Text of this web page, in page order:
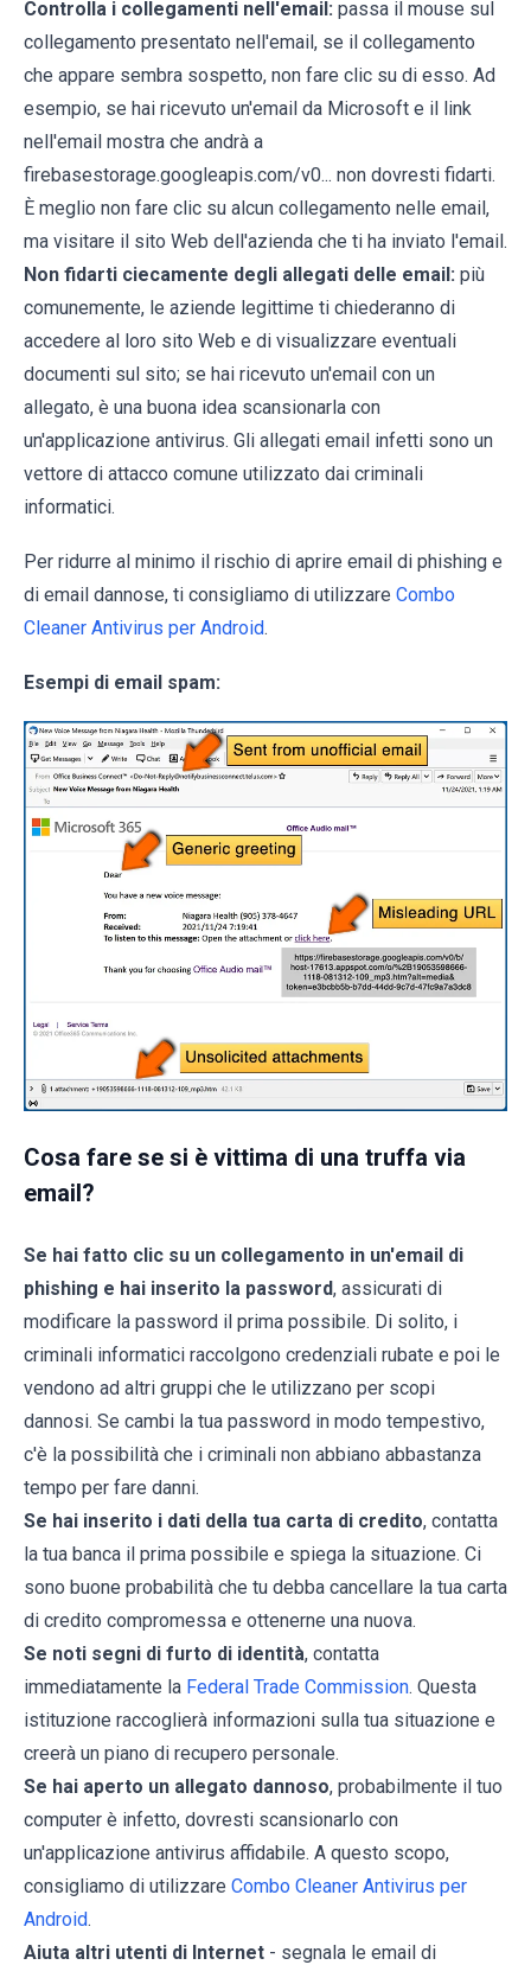
Controlla i collegamenti nell'email: passa il mouse sul
collegamento presentato nell'email, se il collegamento
che appare sembra sospetto, non fare clic su di esso. Ad
esempio, se hai ricevuto un'email da Microsoft e il link
nell'email mostra che andrà a
firebasestorage.googleapis.com/v0... non dovresti fidarti.
È meglio non fare clic su alcun collegamento nelle email,
ma visitare il sito Web dell'azienda che ti ha inviato l'email.
Non fidarti ciecamente degli allegati delle email: più
comunemente, le aziende legittime ti chiederanno di
accedere al loro sito Web e di visualizzare eventuali
documenti sul sito; se hai ricevuto un'email con un
allegato, è una buona idea scansionarla con
un'applicazione antivirus. Gli allegati email infetti sono un
vettore di attacco comune utilizzato dai criminali
informatici.
Per ridurre al minimo il rischio di aprire email di phishing e
di email dannose, ti consigliamo di utilizzare Combo
Cleaner Antivirus per Android.
Esempi di email spam:
Cosa fare se si è vittima di una truffa via
email?
Se hai fatto clic su un collegamento in un'email di
phishing e hai inserito la password, assicurati di
modificare la password il prima possibile. Di solito, i
criminali informatici raccolgono credenziali rubate e poi le
vendono ad altri gruppi che le utilizzano per scopi
dannosi. Se cambi la tua password in modo tempestivo,
c'è la possibilità che i criminali non abbiano abbastanza
tempo per fare danni.
Se hai inserito i dati della tua carta di credito, contatta
la tua banca il prima possibile e spiega la situazione. Ci
sono buone probabilità che tu debba cancellare la tua carta
di credito compromessa e ottenerne una nuova.
Se noti segni di furto di identità, contatta
immediatamente la Federal Trade Commission. Questa
istituzione raccoglierà informazioni sulla tua situazione e
creerà un piano di recupero personale.
Se hai aperto un allegato dannoso, probabilmente il tuo
computer è infetto, dovresti scansionarlo con
un'applicazione antivirus affidabile. A questo scopo,
consigliamo di utilizzare Combo Cleaner Antivirus per
Android.
Aiuta altri utenti di Internet - segnala le email di